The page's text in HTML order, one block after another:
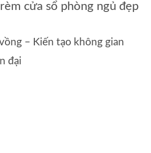
cửa sổ phòng ngủ đẹp
– Kiến tạo không gian
đại